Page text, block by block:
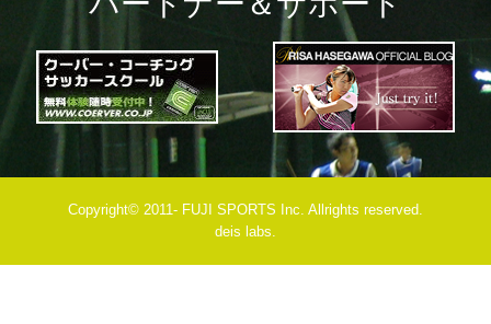
Copyright© 2011- FUJI SPORTS Inc. Allrights reserved.
deis labs.